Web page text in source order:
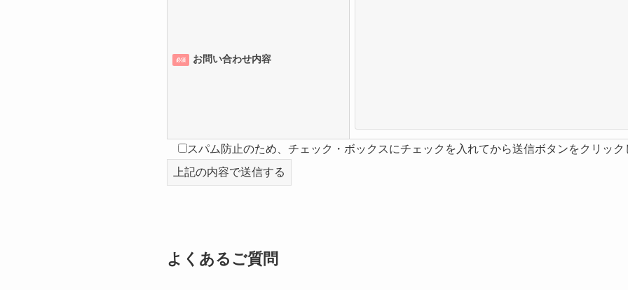
必須 お問い合わせ内容
スパム防止のため、チェック・ボックスにチェックを入れてから送信ボタンをクリッ
よくあるご質問